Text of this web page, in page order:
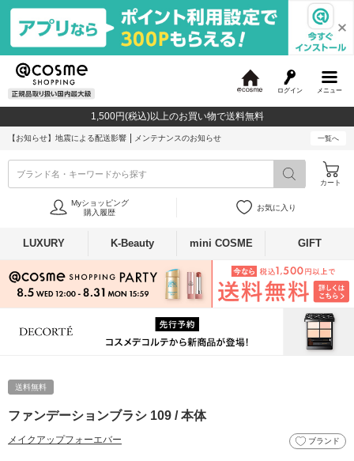
メニュー
ログイン
c
o
1,500円(税込)以上のお買い物で送料無料
【お知らせ】 地震による配送影響 メンテナンスのお知らせ 一覧へ
ブランド名・キーワードから探す
カート
Myショッピング
購入履歴
お気に入り
LUXURY K-Beauty mini COSME GIFT
送料無料
ファンデーションブラシ 109 / 本体
メイクアップフォーエバー ブランド